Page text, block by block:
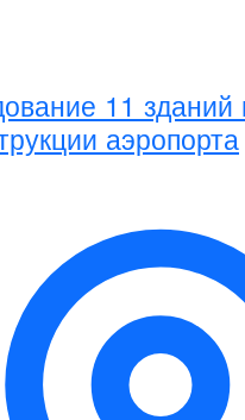
11 зданий
аэропорта